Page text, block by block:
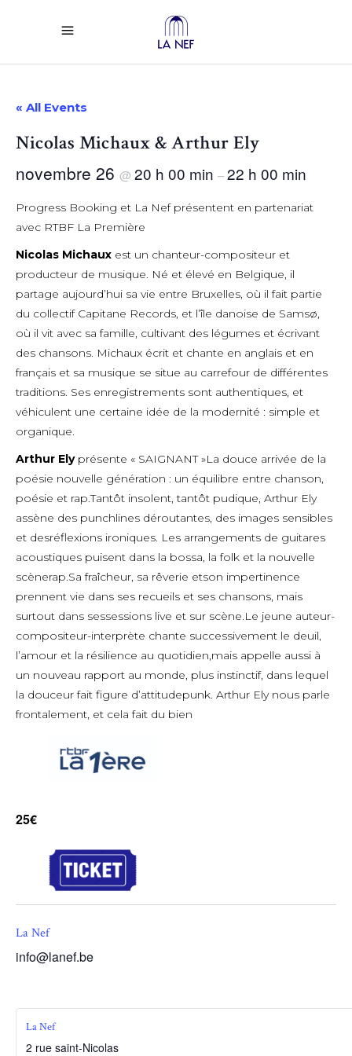
« All Events
Nicolas Michaux & Arthur Ely
novembre 26 @ 20 h 00 min –22 h 00 min
Progress Booking et La Nef présentent en partenariat
avec RTBF La Première
Nicolas Michaux est un chanteur-compositeur et
producteur de musique. Né et élevé en Belgique, il
partage aujourd’hui sa vie entre Bruxelles, où il fait partie
du collectif Capitane Records, et l’île danoise de Samsø,
où il vit avec sa famille, cultivant des légumes et écrivant
des chansons. Michaux écrit et chante en anglais et en
français et sa musique se situe au carrefour de différentes
traditions. Ses enregistrements sont authentiques, et
véhiculent une certaine idée de la modernité : simple et
organique.
Arthur Ely présente « SAIGNANT »La douce arrivée de la
poésie nouvelle génération : un équilibre entre chanson,
poésie et rap.Tantôt insolent, tantôt pudique, Arthur Ely
assène des punchlines déroutantes, des images sensibles
et desréflexions ironiques. Les arrangements de guitares
acoustiques puisent dans la bossa, la folk et la nouvelle
scènerap.Sa fraîcheur, sa rêverie etson impertinence
prennent vie dans ses recueils et ses chansons, mais
surtout dans sessessions live et sur scène.Le jeune auteur-
compositeur-interprète chante successivement le deuil,
l’amour et la résilience au quotidien,mais appelle aussi à
un nouveau rapport au monde, plus instinctif, dans lequel
la douceur fait figure d’attitudepunk. Arthur Ely nous parle
frontalement, et cela fait du bien
25€
La Nef
info@lanef.be
La Nef
2 rue saint-Nicolas